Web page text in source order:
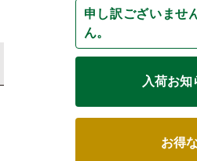
申し訳ございませ
ん。
入荷お知
お得